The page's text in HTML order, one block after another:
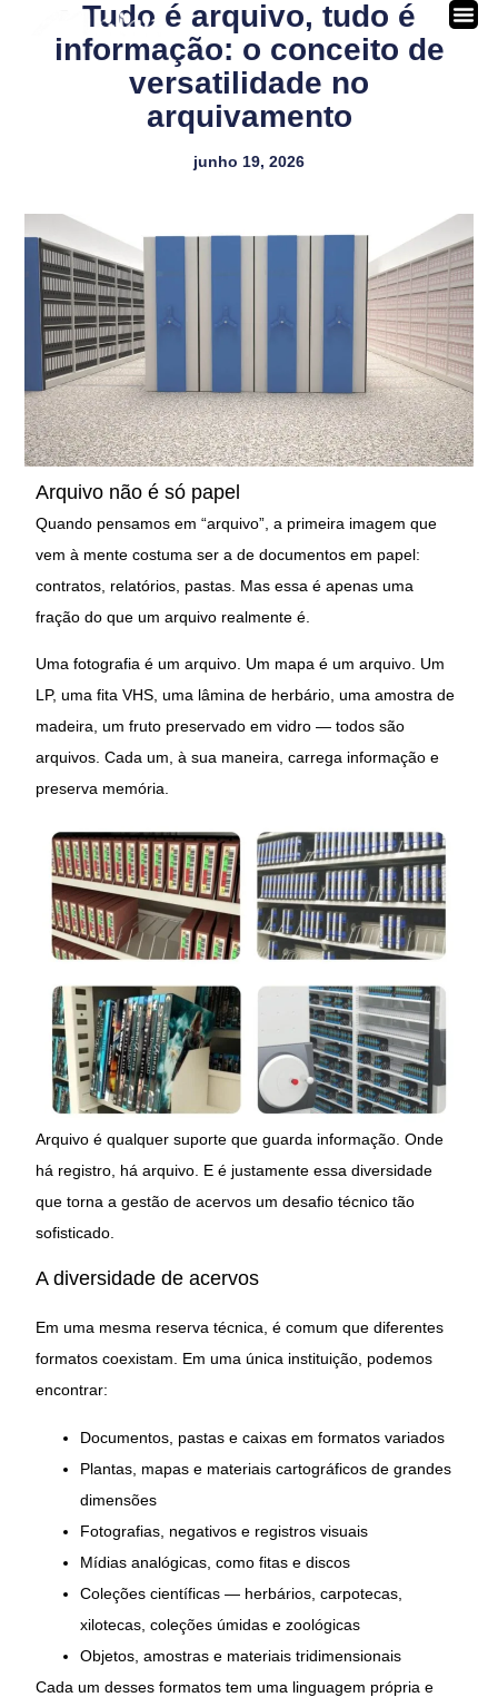
Tudo é arquivo, tudo é
informação: o conceito de
versatilidade no
arquivamento
junho 19, 2026
Arquivo não é só papel
Quando pensamos em “arquivo”, a primeira imagem que
vem à mente costuma ser a de documentos em papel:
contratos, relatórios, pastas. Mas essa é apenas uma
fração do que um arquivo realmente é.
Uma fotografia é um arquivo. Um mapa é um arquivo. Um
LP, uma fita VHS, uma lâmina de herbário, uma amostra de
madeira, um fruto preservado em vidro — todos são
arquivos. Cada um, à sua maneira, carrega informação e
preserva memória.
Arquivo é qualquer suporte que guarda informação. Onde
há registro, há arquivo. E é justamente essa diversidade
que torna a gestão de acervos um desafio técnico tão
sofisticado.
A diversidade de acervos
Em uma mesma reserva técnica, é comum que diferentes
formatos coexistam. Em uma única instituição, podemos
encontrar:
Documentos, pastas e caixas em formatos variados
Plantas, mapas e materiais cartográficos de grandes
dimensões
Fotografias, negativos e registros visuais
Mídias analógicas, como fitas e discos
Coleções científicas — herbários, carpotecas,
xilotecas, coleções úmidas e zoológicas
Objetos, amostras e materiais tridimensionais
Cada um desses formatos tem uma linguagem própria e